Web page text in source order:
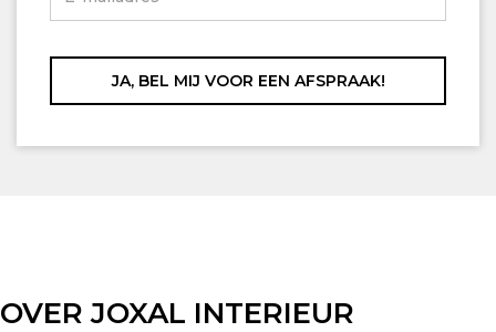
OVER JOXAL INTERIEUR